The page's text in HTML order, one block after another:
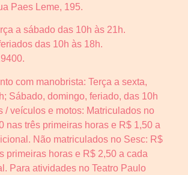
Paes Leme, 195.
a sábado das 10h às 21h.
das 10h às 18h.
com manobrista: Terça a sexta,
Sábado, domingo, feriado, das 10h
/ veículos e motos: Matriculados no
nas três primeiras horas e R$ 1,50 a
Não matriculados no Sesc: R$
primeiras horas e R$ 2,50 a cada
Para atividades no Teatro Paulo